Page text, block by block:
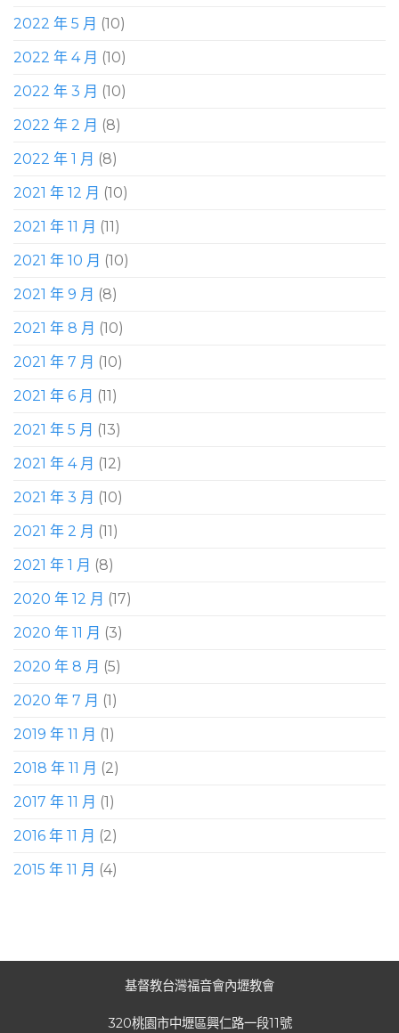
2022 年 5 月 (10)
2022 年 4 月 (10)
2022 年 3 月 (10)
2022 年 2 月 (8)
2022 年 1 月 (8)
2021 年 12 月 (10)
2021 年 11 月 (11)
2021 年 10 月 (10)
2021 年 9 月 (8)
2021 年 8 月 (10)
2021 年 7 月 (10)
2021 年 6 月 (11)
2021 年 5 月 (13)
2021 年 4 月 (12)
2021 年 3 月 (10)
2021 年 2 月 (11)
2021 年 1 月 (8)
2020 年 12 月 (17)
2020 年 11 月 (3)
2020 年 8 月 (5)
2020 年 7 月 (1)
2019 年 11 月 (1)
2018 年 11 月 (2)
2017 年 11 月 (1)
2016 年 11 月 (2)
2015 年 11 月 (4)
基督教台灣福音會內壢教會
320桃園市中壢區興仁路一段11號